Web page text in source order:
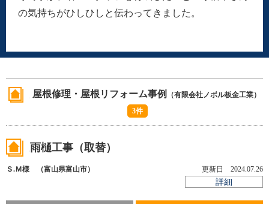
の気持ちがひしひしと伝わってきました。
屋根修理・屋根リフォーム事例
（有限会社ノボル板金工業）
3件
雨樋工事（取替）
Ｓ.Ｍ様 （富山県富山市） 更新日 2024.07.26
詳細